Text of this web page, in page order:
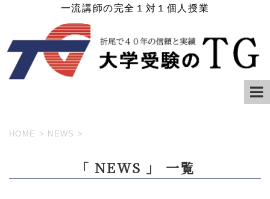
一流講師の完全１対１個人授業
HOME > NEWS >
「 NEWS 」 一覧